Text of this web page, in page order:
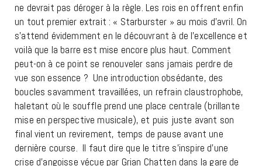
ne devrait pas déroger à la règle. Les rois en offrent enfin
un tout premier extrait : « Starburster » au mois d’avril. On
s’attend évidemment en le découvrant à de l’excellence et
voilà que la barre est mise encore plus haut. Comment
peut-on à ce point se renouveler sans jamais perdre de
vue son essence ? Une introduction obsédante, des
boucles savamment travaillées, un refrain claustrophobe,
haletant où le souffle prend une place centrale (brillante
mise en perspective musicale), et puis juste avant son
final vient un revirement, temps de pause avant une
dernière course. Il faut dire que le titre s’inspire d’une
crise d’angoisse vécue par Grian Chatten dans la gare de